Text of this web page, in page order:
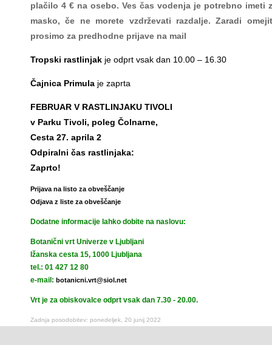
plačilo 4 € na osebo. Ves čas vodenja je potrebno imeti
masko, če ne morete vzdrževati razdalje. Zaradi
prosimo za predhodne prijave na mail
Tropski rastlinjak je odprt vsak dan 10.00 – 16.30
Čajnica Primula je zaprta
FEBRUAR V RASTLINJAKU TIVOLI
v Parku Tivoli, poleg Čolnarne,
Cesta 27. aprila 2
Odpiralni čas rastlinjaka:
Zaprto!
Prijava na listo za obveščanje
Odjava z liste za obveščanje
Dodatne informacije lahko dobite na naslovu:
Botanični vrt Univerze v Ljubljani
Ižanska cesta 15, 1000 Ljubljana
tel.: 01 427 12 80
e-mail: botanicni.vrt@siol.net
Vrt je za obiskovalce odprt vsak dan 7.30 - 20.00.
Zadnja posodobitev: ponedeljek, 20 junij 2022